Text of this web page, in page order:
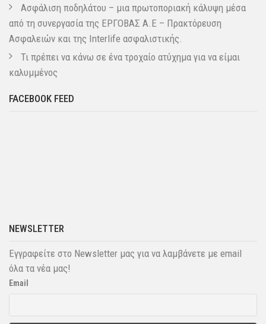
Ασφάλιση ποδηλάτου – μια πρωτοποριακή κάλυψη μέσα
από τη συνεργασία της ΕΡΓΟΒΑΣ Α.Ε – Πρακτόρευση
Ασφαλειών και της Interlife ασφαλιστικής.
Τι πρέπει να κάνω σε ένα τροχαίο ατύχημα για να είμαι
καλυμμένος
FACEBOOK FEED
NEWSLETTER
Εγγραφείτε στο Newsletter μας για να λαμβάνετε με email
όλα τα νέα μας!
Email